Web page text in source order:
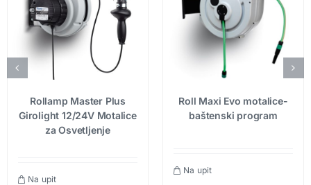
Rollamp Master Plus
Girolight 12/24V Motalice
za Osvetljenje
Na upit
Roll Maxi Evo motalice-
baštenski program
Na upit